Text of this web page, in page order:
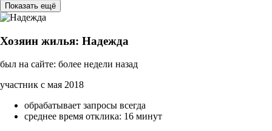
Показать ещё
Хозяин жилья: Надежда
был на сайте: более недели назад
участник с мая 2018
обрабатывает запросы всегда
среднее время отклика: 16 минут